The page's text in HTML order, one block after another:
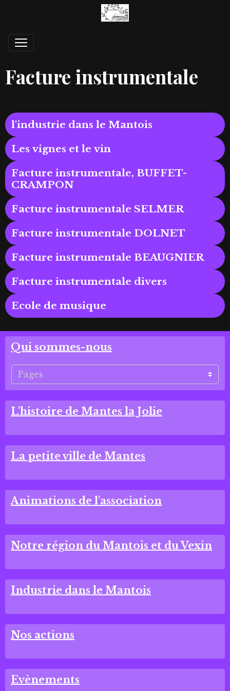
Facture instrumentale
l'industrie dans le Mantois
Les vignes et le vin
Facture instrumentale, BUFFET-
CRAMPON
Facture instrumentale SELMER
Facture instrumentale DOLNET
Facture instrumentale BEAUGNIER
Facture instrumentale divers
Ecole de musique
Qui sommes-nous
L'histoire de Mantes la Jolie
La petite ville de Mantes
Animations de l'association
Notre région du Mantois et du Vexin
Industrie dans le Mantois
Nos actions
Evènements